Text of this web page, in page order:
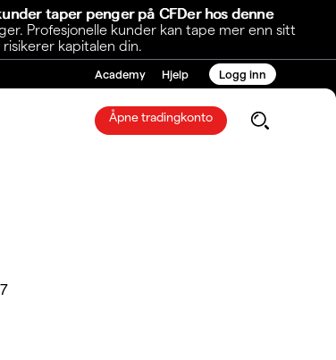
taper penger på CFDer hos denne
Profesjonelle kunder kan tape mer enn sitt
kapitalen din.
Academy Hjelp Logg inn
Åpne tradingkonto